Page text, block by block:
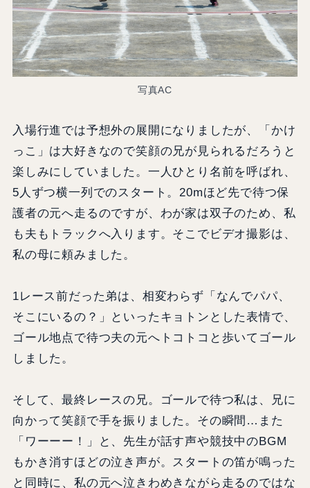
写真AC
入場行進では予想外の展開になりましたが、「かけ
っこ」は大好きなので笑顔の兄が見られるだろうと
楽しみにしていました。一人ひとり名前を呼ばれ、
5人ずつ横一列でのスタート。20mほど先で待つ保
護者の元へ走るのですが、わが家は双子のため、私
も夫もトラックへ入ります。そこでビデオ撮影は、
私の母に頼みました。
1レース前だった弟は、相変わらず「なんでパパ、
そこにいるの？」といったキョトンとした表情で、
ゴール地点で待つ夫の元へトコトコと歩いてゴール
しました。
そして、最終レースの兄。ゴールで待つ私は、兄に
向かって笑顔で手を振りました。その瞬間…また
「ワーーー！」と、先生が話す声や競技中のBGM
もかき消すほどの泣き声が。スタートの笛が鳴った
と同時に、私の元へ泣きわめきながら走るのではな